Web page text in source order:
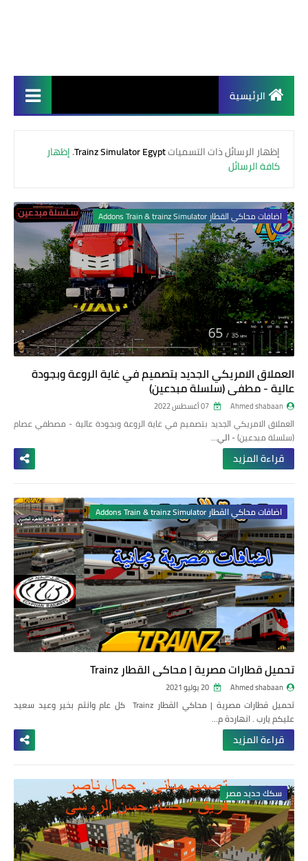
الرئيسية
‏إظهار الرسائل ذات التسمياتTrainz Simulator Egypt
.إظهار
كافة الرسائل
اضافات محاكي القطار Addons Train & trainz Simulator
العملاق الامريكي الجديد بتصميم في غاية الروعة وبجودة
عالية - مطفي (سلسلة مبدعين)
Ahmed shabaan
العملاق الامريكي الجديد بتصميم في غاية الروعة وبجودة عالية - مصطفي عصام
(سلسلة مبدعين)- الي…
قراءة المزيد
اضافات محاكي القطار Addons Train & trainz Simulator
تحميل قطارات مصرية | محاكي القطار Trainz
Ahmed shabaan
تحميل قطارات مصرية | محاكي القطار Trainz
كل عام وانتم بخير وعيد سعيد
عليكم يارب . انهاردة م…
قراءة المزيد
سكك حديد مصر